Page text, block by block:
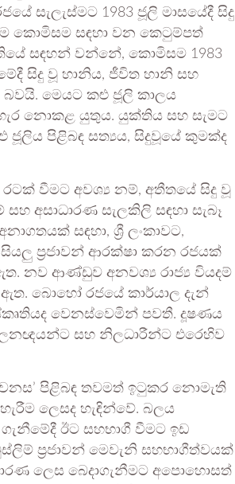
සැලැස්මට 1983 ජූලි මාසයේදී සිදු
කොමිසම සඳහා වන කෙටුම්පත්
සඳහන් වන්නේ, කොමිසම 1983
සිදු වූ හානිය, ජීවිත හානි සහ
මෙයට කළු ජූලි කාලය
නොකළ යුතුය. යුක්තිය සහ සැමට
පිළිබඳ සත්‍යය, සිදුවූයේ කුමක්ද
රටක් වීමට අවශ්‍ය නම්, අතීතයේ සිදු වූ
අසාධාරණ සැලකිලි සඳහා සැබෑ
සඳහා, ශ්‍රී ලංකාවට,
ප්‍රජාවන් ආරක්ෂා කරන රජයක්
නව ආණ්ඩුව අනවශ්‍ය රාජ්‍ය වියදම්
බොහෝ රජයේ කාර්යාල දැන්
වෙනස්වෙමින් පවතී. දූෂණය
සහ නිලධාරීන්ට එරෙහිව
පිළිබඳ තවමත් ඉටුකර නොමැති
ලෙසද හැඳින්වේ. බලය
ඊට සහභාගී වීමට ඉඩ
ප්‍රජාවන් මෙවැනි සහභාගීත්වයක්
ලෙස බෙදාගැනීමට අපොහොසත්